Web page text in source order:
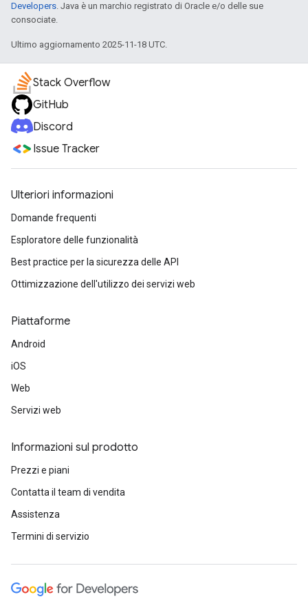
Developers. Java è un marchio registrato di Oracle e/o delle sue
consociate.
Ultimo aggiornamento 2025-11-18 UTC.
Stack Overflow
GitHub
Discord
Issue Tracker
Ulteriori informazioni
Domande frequenti
Esploratore delle funzionalità
Best practice per la sicurezza delle API
Ottimizzazione dell'utilizzo dei servizi web
Piattaforme
Android
iOS
Web
Servizi web
Informazioni sul prodotto
Prezzi e piani
Contatta il team di vendita
Assistenza
Termini di servizio